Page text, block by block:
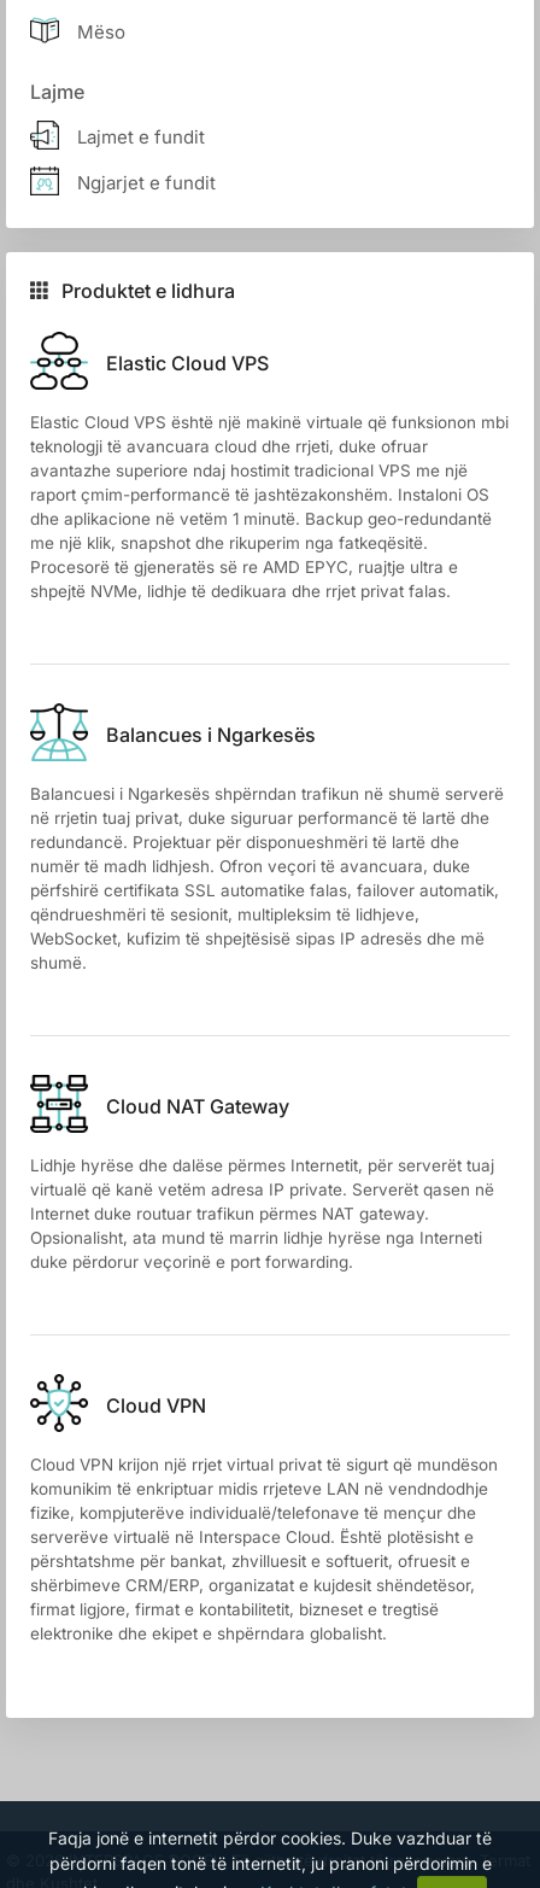
Mëso
Lajme
Lajmet e fundit
Ngjarjet e fundit
Produktet e lidhura
Elastic Cloud VPS
Elastic Cloud VPS është një makinë virtuale që funksionon mbi
teknologji të avancuara cloud dhe rrjeti, duke ofruar
avantazhe superiore ndaj hostimit tradicional VPS me një
raport çmim-performancë të jashtëzakonshëm. Instaloni OS
dhe aplikacione në vetëm 1 minutë. Backup geo-redundantë
me një klik, snapshot dhe rikuperim nga fatkeqësitë.
Procesorë të gjeneratës së re AMD EPYC, ruajtje ultra e
shpejtë NVMe, lidhje të dedikuara dhe rrjet privat falas.
Balancues i Ngarkesës
Balancuesi i Ngarkesës shpërndan trafikun në shumë serverë
në rrjetin tuaj privat, duke siguruar performancë të lartë dhe
redundancë. Projektuar për disponueshmëri të lartë dhe
numër të madh lidhjesh. Ofron veçori të avancuara, duke
përfshirë certifikata SSL automatike falas, failover automatik,
qëndrueshmëri të sesionit, multipleksim të lidhjeve,
WebSocket, kufizim të shpejtësisë sipas IP adresës dhe më
shumë.
Cloud NАТ Gateway
Lidhje hyrëse dhe dalëse përmes Internetit, për serverët tuaj
virtualë që kanë vetëm adresa IP private. Serverët qasen në
Internet duke routuar trafikun përmes NAT gateway.
Opsionalisht, ata mund të marrin lidhje hyrëse nga Interneti
duke përdorur veçorinë e port forwarding.
Cloud VPN
Cloud VPN krijon një rrjet virtual privat të sigurt që mundëson
komunikim të enkriptuar midis rrjeteve LAN në vendndodhje
fizike, kompjuterëve individualë/telefonave të mençur dhe
serverëve virtualë në Interspace Cloud. Është plotësisht e
përshtatshme për bankat, zhvilluesit e softuerit, ofruesit e
shërbimeve CRM/ERP, organizatat e kujdesit shëndetësor,
firmat ligjore, firmat e kontabilitetit, bizneset e tregtisë
elektronike dhe ekipet e shpërndara globalisht.
Faqja jonë e internetit përdor cookies. Duke vazhduar të
përdorni faqen tonë të internetit, ju pranoni përdorimin e
© 2026 INTERSPACE DOOEL. Të gjitha të drejtat të rezervuara. Termat
dhe Kushtet.